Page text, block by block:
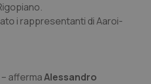
i rappresentanti di Aaroi-
affermaAlessandro